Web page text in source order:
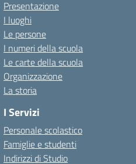
Presentazione
I luoghi
Le persone
I numeri della scuola
Le carte della scuola
Organizzazione
La storia
I Servizi
Personale scolastico
Famiglie e studenti
Indirizzi di Studio